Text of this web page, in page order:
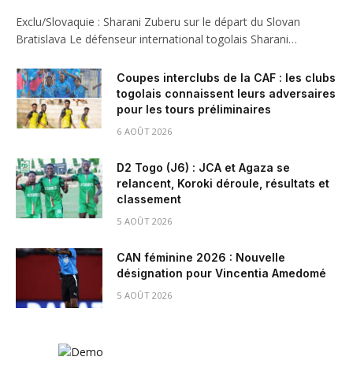
Exclu/Slovaquie : Sharani Zuberu sur le départ du Slovan
Bratislava Le défenseur international togolais Sharani…
Coupes interclubs de la CAF : les clubs
togolais connaissent leurs adversaires
pour les tours préliminaires
6 AOÛT 2026
D2 Togo (J6) : JCA et Agaza se
relancent, Koroki déroule, résultats et
classement
5 AOÛT 2026
CAN féminine 2026 : Nouvelle
désignation pour Vincentia Amedomé
5 AOÛT 2026